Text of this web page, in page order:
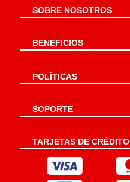
SOBRE NOSOTROS
BENEFICIOS
POLÍTICAS
SOPORTE
TARJETAS DE CRÉDITO